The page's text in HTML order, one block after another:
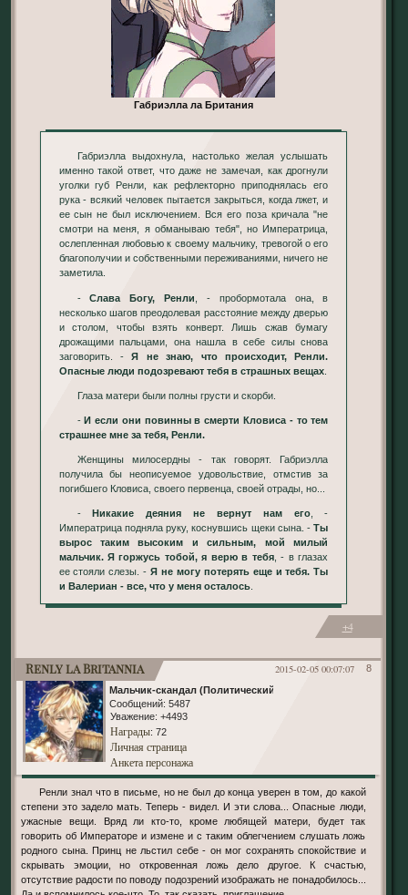
Габриэлла ла Британия
Габриэлла выдохнула, настолько желая услышать
именно такой ответ, что даже не замечая, как дрогнули
уголки губ Ренли, как рефлекторно приподнялась его
рука - всякий человек пытается закрыться, когда лжет, и
ее сын не был исключением. Вся его поза кричала "не
смотри на меня, я обманываю тебя", но Императрица,
ослепленная любовью к своему мальчику, тревогой о его
благополучии и собственными переживаниями, ничего не
заметила.
-Слава Богу, Ренли , - пробормотала она, в
несколько шагов преодолевая расстояние между дверью
и столом, чтобы взять конверт. Лишь сжав бумагу
дрожащими пальцами, она нашла в себе силы снова
заговорить. -Я не знаю, что происходит, Ренли.
Опасные люди подозревают тебя в страшных вещах.
Глаза матери были полны грусти и скорби.
-И если они повинны в смерти Кловиса - то тем
страшнее мне за тебя, Ренли.
Женщины милосердны - так говорят. Габриэлла
получила бы неописуемое удовольствие, отмстив за
погибшего Кловиса, своего первенца, своей отрады, но...
- Никакие деяния не вернут нам его, -
Императрица подняла руку, коснувшись щеки сына. -Ты
вырос таким высоким и сильным, мой милый
мальчик. Я горжусь тобой, я верю в тебя, - в глазах
ее стояли слезы. -Я не могу потерять еще и тебя. Ты
и Валериан - все, что у меня осталось.
+4
8
2015-02-05 00:07:07
Renly la Britannia
Мальчик-скандал (Политический)
Сообщений: 5487
Уважение: +4493
Награды: 72
Личная страница
Анкета персонажа
Ренли знал что в письме, но не был до конца уверен в том, до какой
степени это задело мать. Теперь - видел. И эти слова... Опасные люди,
ужасные вещи. Вряд ли кто-то, кроме любящей матери, будет так
говорить об Императоре и измене и с таким облегчением слушать ложь
родного сына. Принц не льстил себе - он мог сохранять спокойствие и
скрывать эмоции, но откровенная ложь дело другое. К счастью,
отсутствие радости по поводу подозрений изображать не понадобилось...